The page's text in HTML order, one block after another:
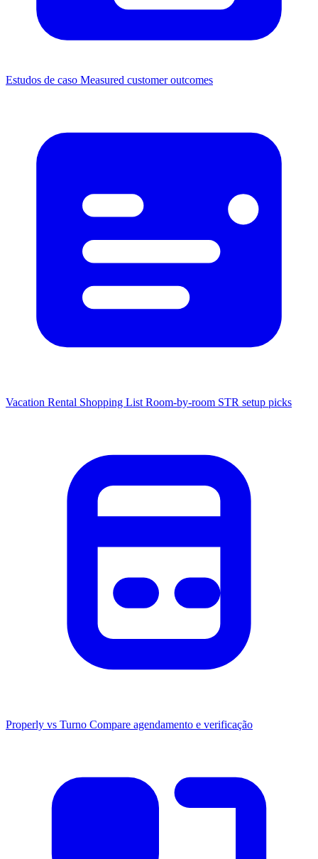
Estudos de caso Measured customer outcomes
Vacation Rental Shopping List Room-by-room STR setup picks
Properly vs Turno Compare agendamento e verificação